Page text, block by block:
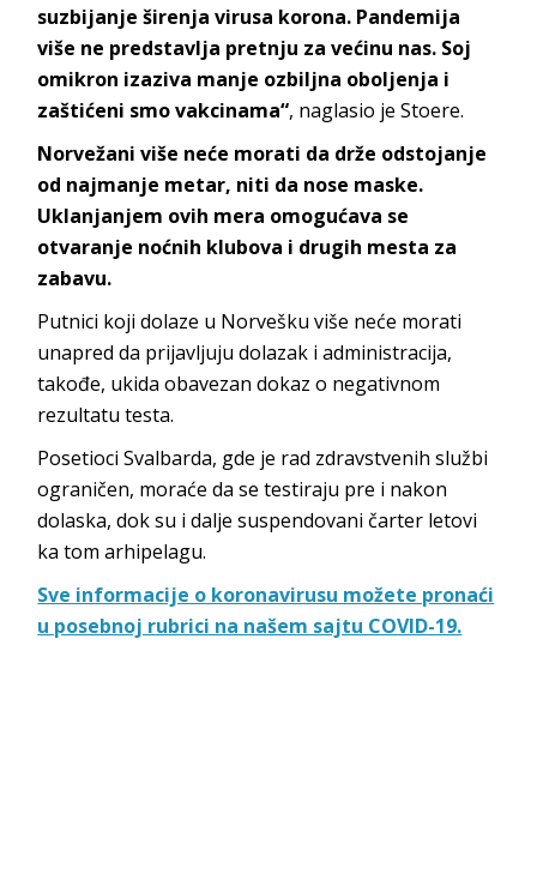
suzbijanje širenja virusa korona. Pandemija
više ne predstavlja pretnju za većinu nas. Soj
omikron izaziva manje ozbiljna oboljenja i
zaštićeni smo vakcinama“, naglasio je Stoere.
Norvežani više neće morati da drže odstojanje
od najmanje metar, niti da nose maske.
Uklanjanjem ovih mera omogućava se
otvaranje noćnih klubova i drugih mesta za
zabavu.
Putnici koji dolaze u Norvešku više neće morati
unapred da prijavljuju dolazak i administracija,
takođe, ukida obavezan dokaz o negativnom
rezultatu testa.
Posetioci Svalbarda, gde je rad zdravstvenih službi
ograničen, moraće da se testiraju pre i nakon
dolaska, dok su i dalje suspendovani čarter letovi
ka tom arhipelagu.
Sve informacije o koronavirusu možete pronaći
u posebnoj rubrici na našem sajtu COVID-19.